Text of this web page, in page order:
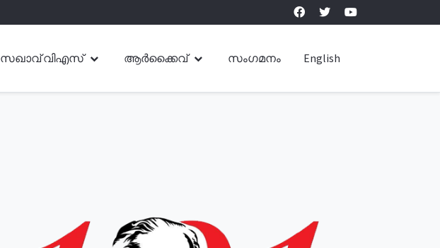
സഖാവ് വിഎസ് ആർക്കൈവ് സംഗമനം English